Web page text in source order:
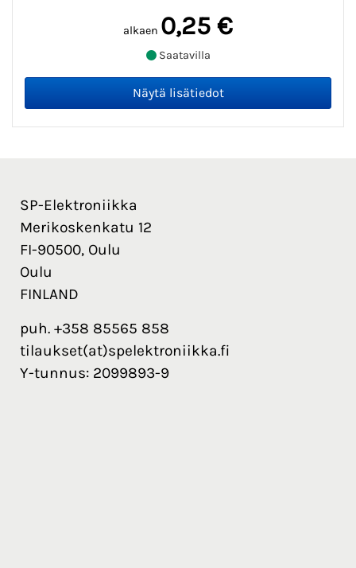
alkaen 0,25 €
Saatavilla
SP-Elektroniikka
Merikoskenkatu 12
FI-90500, Oulu
Oulu
FINLAND
puh. +358 85565 858
tilaukset(at)spelektroniikka.fi
Y-tunnus: 2099893-9